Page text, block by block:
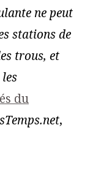
ne peut
stations de
trous, et
du
,